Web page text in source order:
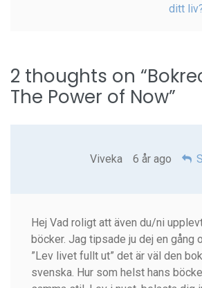
ditt
2 thoughts on “
The Power of Now”
Viveka 6 år ago
Hej Vad roligt att även du/ni
böcker. Jag tipsade ju dej en gång
”Lev livet fullt ut” det är väl den
svenska. Hur som helst hans